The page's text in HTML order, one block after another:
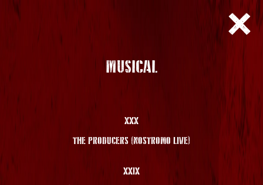
MUSICAL
XXX
THE PRODUCERS (NOSTROMO LIVE)
XXIX